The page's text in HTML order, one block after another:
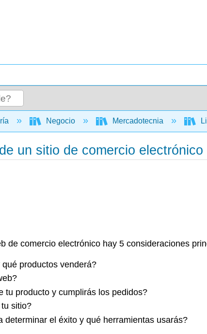
global
Negocio Mercadotecnia
un sitio de comercio electrónico
de comercio electrónico hay 5 consideraciones
productos venderá?
tu producto y cumplirás los pedidos?
sitio?
determinar el éxito y qué herramientas usarás?